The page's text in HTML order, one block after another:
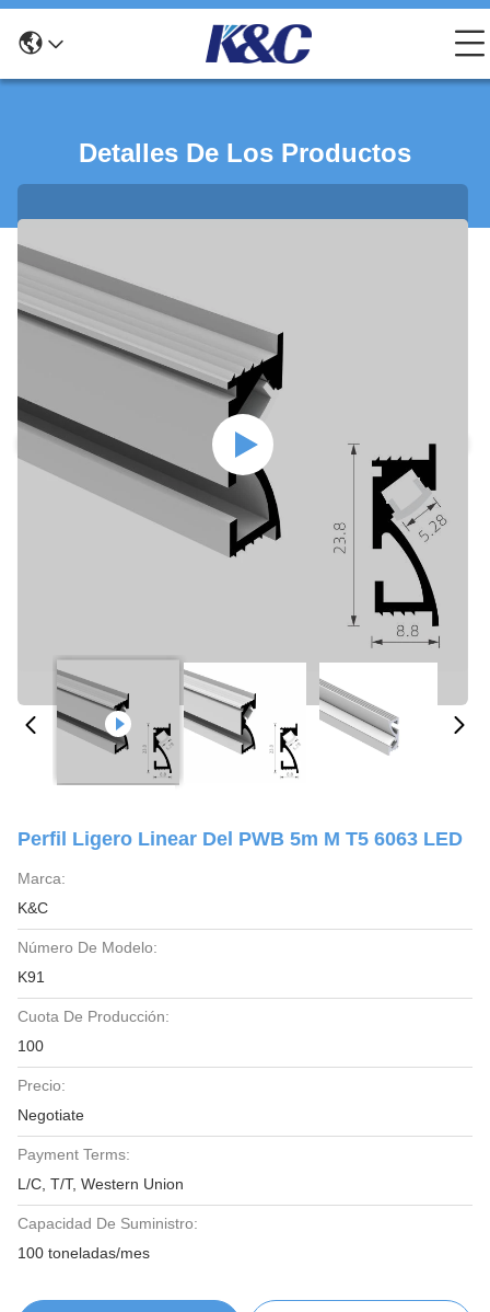
Detalles De Los Productos
Perfil Ligero Linear Del PWB 5m M T5 6063 LED
Marca:
K&C
Número De Modelo:
K91
Cuota De Producción:
100
Precio:
Negotiate
Payment Terms:
L/C, T/T, Western Union
Capacidad De Suministro:
100 toneladas/mes